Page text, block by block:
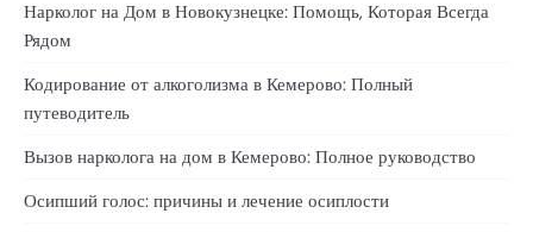
Нарколог на Дом в Новокузнецке: Помощь, Которая Всегда
Рядом
Кодирование от алкоголизма в Кемерово: Полный
путеводитель
Вызов нарколога на дом в Кемерово: Полное руководство
Осипший голос: причины и лечение осиплости